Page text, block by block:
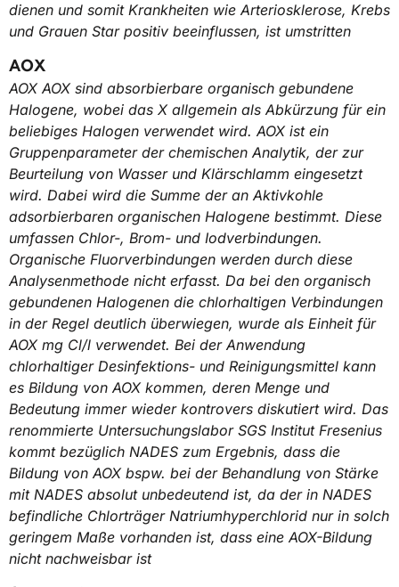
dienen und somit Krankheiten wie Arteriosklerose, Krebs
und Grauen Star positiv beeinflussen, ist umstritten
AOX
AOX AOX sind absorbierbare organisch gebundene
Halogene, wobei das X allgemein als Abkürzung für ein
beliebiges Halogen verwendet wird. AOX ist ein
Gruppenparameter der chemischen Analytik, der zur
Beurteilung von Wasser und Klärschlamm eingesetzt
wird. Dabei wird die Summe der an Aktivkohle
adsorbierbaren organischen Halogene bestimmt. Diese
umfassen Chlor-, Brom- und Iodverbindungen.
Organische Fluorverbindungen werden durch diese
Analysenmethode nicht erfasst. Da bei den organisch
gebundenen Halogenen die chlorhaltigen Verbindungen
in der Regel deutlich überwiegen, wurde als Einheit für
AOX mg Cl/l verwendet. Bei der Anwendung
chlorhaltiger Desinfektions- und Reinigungsmittel kann
es Bildung von AOX kommen, deren Menge und
Bedeutung immer wieder kontrovers diskutiert wird. Das
renommierte Untersuchungslabor SGS Institut Fresenius
kommt bezüglich NADES zum Ergebnis, dass die
Bildung von AOX bspw. bei der Behandlung von Stärke
mit NADES absolut unbedeutend ist, da der in NADES
befindliche Chlorträger Natriumhyperchlorid nur in solch
geringem Maße vorhanden ist, dass eine AOX-Bildung
nicht nachweisbar ist